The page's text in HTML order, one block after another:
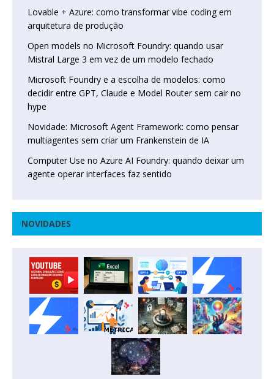
Lovable + Azure: como transformar vibe coding em
arquitetura de produção
Open models no Microsoft Foundry: quando usar
Mistral Large 3 em vez de um modelo fechado
Microsoft Foundry e a escolha de modelos: como
decidir entre GPT, Claude e Model Router sem cair no
hype
Novidade: Microsoft Agent Framework: como pensar
multiagentes sem criar um Frankenstein de IA
Computer Use no Azure AI Foundry: quando deixar um
agente operar interfaces faz sentido
NOVIDADES